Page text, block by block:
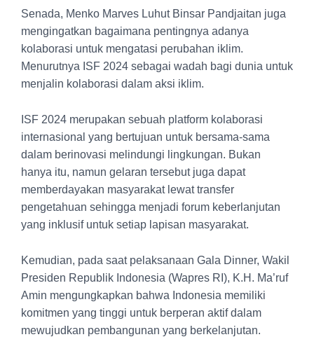
Senada, Menko Marves Luhut Binsar Pandjaitan juga
mengingatkan bagaimana pentingnya adanya
kolaborasi untuk mengatasi perubahan iklim.
Menurutnya ISF 2024 sebagai wadah bagi dunia untuk
menjalin kolaborasi dalam aksi iklim.
ISF 2024 merupakan sebuah platform kolaborasi
internasional yang bertujuan untuk bersama-sama
dalam berinovasi melindungi lingkungan. Bukan
hanya itu, namun gelaran tersebut juga dapat
memberdayakan masyarakat lewat transfer
pengetahuan sehingga menjadi forum keberlanjutan
yang inklusif untuk setiap lapisan masyarakat.
Kemudian, pada saat pelaksanaan Gala Dinner, Wakil
Presiden Republik Indonesia (Wapres RI), K.H. Ma’ruf
Amin mengungkapkan bahwa Indonesia memiliki
komitmen yang tinggi untuk berperan aktif dalam
mewujudkan pembangunan yang berkelanjutan.